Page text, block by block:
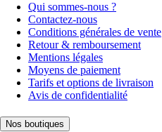
Qui sommes-nous ?
Contactez-nous
Conditions générales de vente
Retour & remboursement
Mentions légales
Moyens de paiement
Tarifs et options de livraison
Avis de confidentialité
Nos boutiques